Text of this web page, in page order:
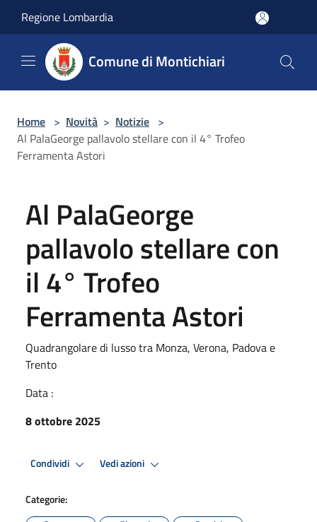
Regione Lombardia
Comune di Montichiari
Home > Novità > Notizie >
Al PalaGeorge pallavolo stellare con il 4° Trofeo
Ferramenta Astori
Al PalaGeorge
pallavolo stellare con
il 4° Trofeo
Ferramenta Astori
Quadrangolare di lusso tra Monza, Verona, Padova e
Trento
Data :
8 ottobre 2025
Condividi Vedi azioni
Categorie: